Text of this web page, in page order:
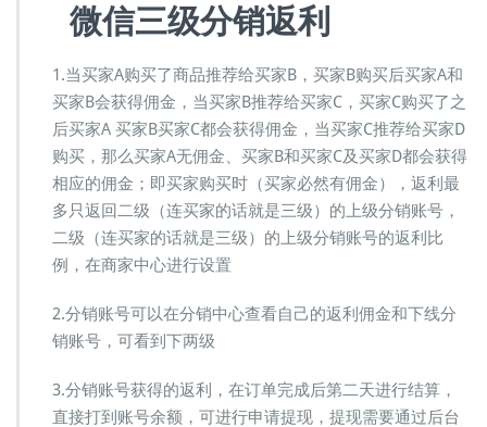
微信三级分销返利
1.当买家A购买了商品推荐给买家B，买家B购买后买家A和
买家B会获得佣金，当买家B推荐给买家C，买家C购买了之
后买家A 买家B买家C都会获得佣金，当买家C推荐给买家D
购买，那么买家A无佣金、买家B和买家C及买家D都会获得
相应的佣金；即买家购买时（买家必然有佣金），返利最
多只返回二级（连买家的话就是三级）的上级分销账号，
二级（连买家的话就是三级）的上级分销账号的返利比
例，在商家中心进行设置
2.分销账号可以在分销中心查看自己的返利佣金和下线分
销账号，可看到下两级
3.分销账号获得的返利，在订单完成后第二天进行结算，
直接打到账号余额，可进行申请提现，提现需要通过后台